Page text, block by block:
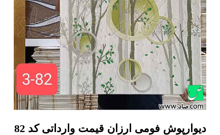
دیوارپوش فومی ارزان قیمت وارداتی کد 82